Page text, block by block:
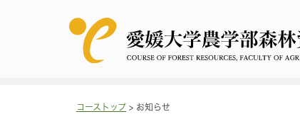
コーストップ > お知らせ